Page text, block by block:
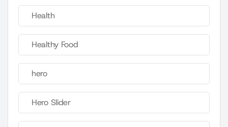
Health
Healthy Food
hero
Hero Slider